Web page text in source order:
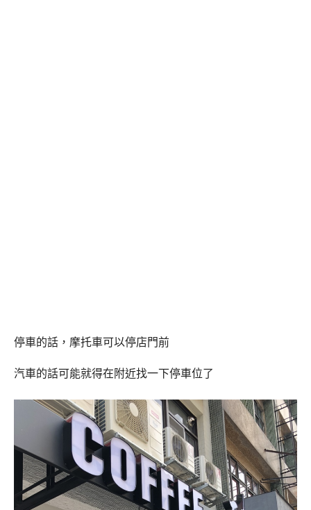
停車的話，摩托車可以停店門前
汽車的話可能就得在附近找一下停車位了